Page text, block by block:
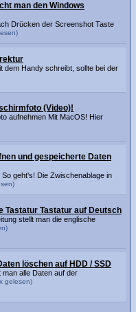
man den Windows
Drücken der Screenshot Taste
dem Handy schreibt, sollte bei der
(Video)!
aufnehmen Mit MacOS! Hier
und gespeicherte Daten
geht's! Die Zwischenablage in
Tastatur Tastatur auf Deutsch
stellt man die englische
löschen auf HDD / SSD
alle Daten auf der
gelesen)